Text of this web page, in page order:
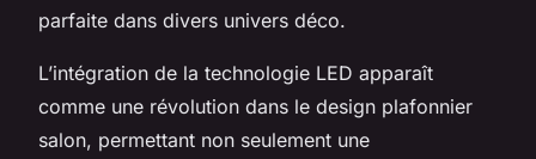
parfaite dans divers univers déco.
L’intégration de la technologie LED apparaît
comme une révolution dans le design plafonnier
salon, permettant non seulement une